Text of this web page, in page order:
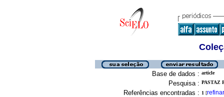
Base de dados : article
Pesquisa : PASTAZ
Referências encontradas : 1 [refinar